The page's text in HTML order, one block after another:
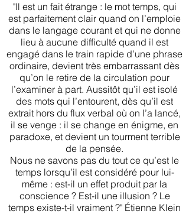
"Il est un fait étrange : le mot temps, qui
est parfaitement clair quand on l’emploie
dans le langage courant et qui ne donne
lieu à aucune difficulté quand il est
engagé dans le train rapide d’une phrase
ordinaire, devient très embarrassant dès
qu’on le retire de la circulation pour
l’examiner à part. Aussitôt qu’il est isolé
des mots qui l’entourent, dès qu’il est
extrait hors du flux verbal où on l’a lancé,
il se venge : il se change en énigme, en
paradoxe, et devient un tourment terrible
de la pensée.
Nous ne savons pas du tout ce qu’est le
temps lorsqu’il est considéré pour lui-
même : est-il un effet produit par la
conscience ? Est-il une illusion ? Le
temps existe-t-il vraiment ?" Étienne Klein